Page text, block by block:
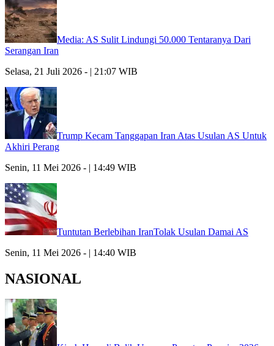
Media: AS Sulit Lindungi 50.000 Tentaranya Dari
Serangan Iran
Selasa, 21 Juli 2026 - | 21:07 WIB
Trump Kecam Tanggapan Iran Atas Usulan AS Untuk
Akhiri Perang
Senin, 11 Mei 2026 - | 14:49 WIB
Tuntutan Berlebihan IranTolak Usulan Damai AS
Senin, 11 Mei 2026 - | 14:40 WIB
NASIONAL